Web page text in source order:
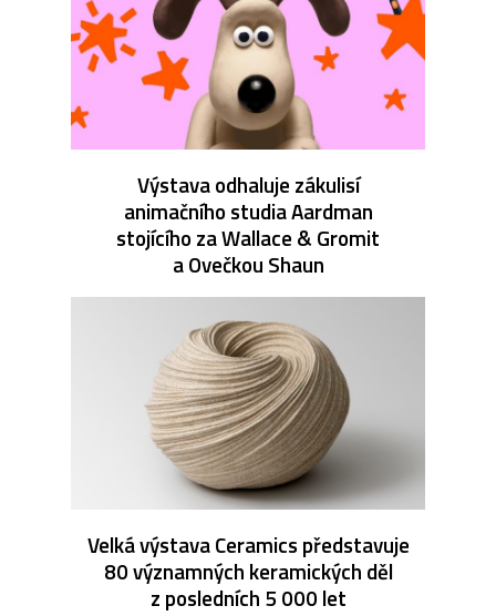
Výstava odhaluje zákulisí
animačního studia Aardman
stojícího za Wallace & Gromit
a Ovečkou Shaun
Velká výstava Ceramics představuje
80 významných keramických děl
z posledních 5 000 let